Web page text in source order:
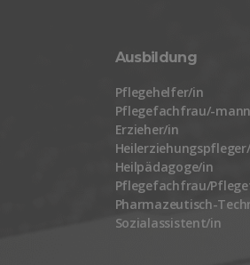
Ausbildung
Pflegehelfer/in
Pflegefachfrau/-
Erzieher/in
Heilpädagoge/in
Pflegefachfrau/
Pharmazeutisch-
Sozialassistent/in